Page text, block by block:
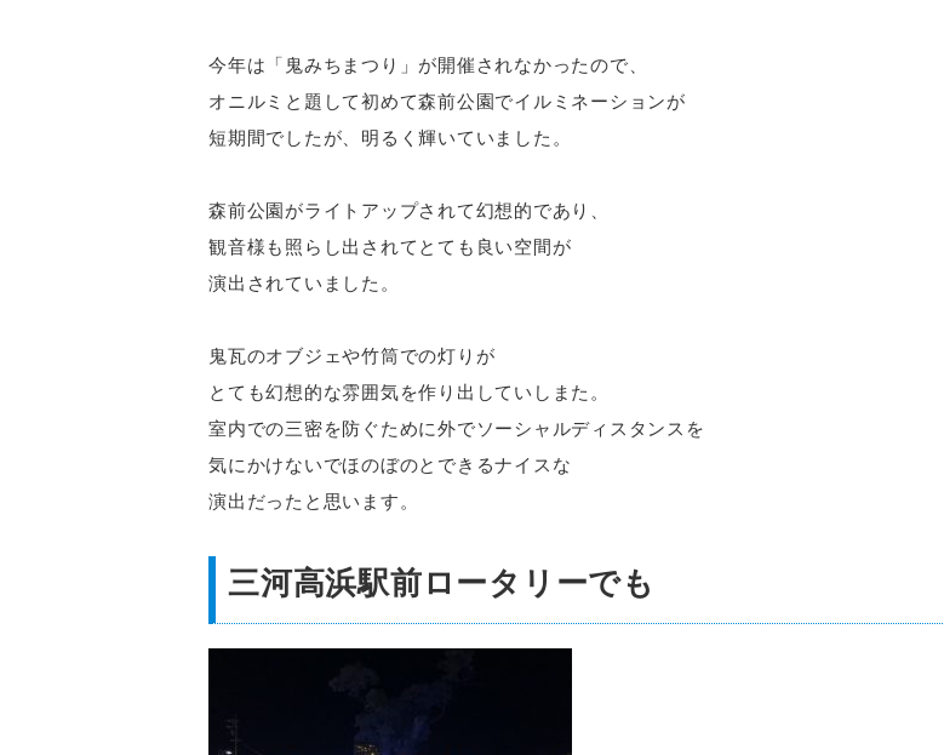
今年は「鬼みちまつり」が開催されなかったので、
オニルミと題して初めて森前公園でイルミネーションが
短期間でしたが、明るく輝いていました。
森前公園がライトアップされて幻想的であり、
観音様も照らし出されてとても良い空間が
演出されていました。
鬼瓦のオブジェや竹筒での灯りが
とても幻想的な雰囲気を作り出していしまた。
室内での三密を防ぐために外でソーシャルディスタンスを
気にかけないでほのぼのとできるナイスな
演出だったと思います。
三河高浜駅前ロータリーでも